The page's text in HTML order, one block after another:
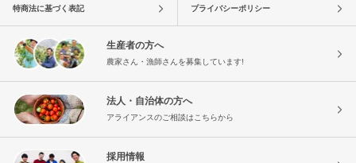
特商法に基づく表記 プライバシーポリシー
生産者の方へ
農家さん・漁師さんを募集しています!
法人・自治体の方へ
アライアンスのご相談はこちらから
採用情報